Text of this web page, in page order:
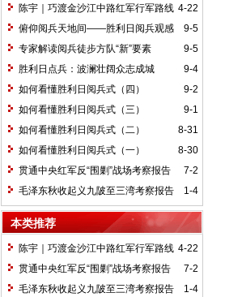
4-22
陈宇｜巧渡金沙江中路红军行军路线
考察报告
9-5
俯仰阅兵天地间——胜利日阅兵观感
9-5
专家解读阅兵徒步方队“新”要素
9-4
胜利日点兵：波澜壮阔众志成城
9-2
如何看懂胜利日阅兵式（四）
9-1
如何看懂胜利日阅兵式（三）
8-31
如何看懂胜利日阅兵式（二）
8-30
如何看懂胜利日阅兵式（一）
7-2
贯通中央红军反“围剿”战场考察报告
1-4
毛泽东秋收起义九陂至三湾考察报告
本类推荐
4-22
陈宇｜巧渡金沙江中路红军行军路线
考察报告
7-2
贯通中央红军反“围剿”战场考察报告
1-4
毛泽东秋收起义九陂至三湾考察报告